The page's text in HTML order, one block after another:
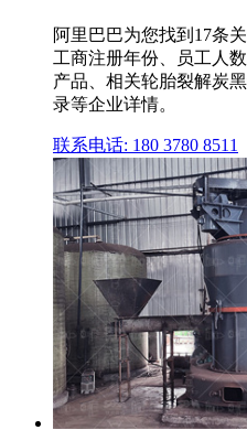
阿里巴巴为您找到17条
工商注册年份、员工人
产品、相关轮胎裂解炭
录等企业详情。
联系电话: 180 3780 8511